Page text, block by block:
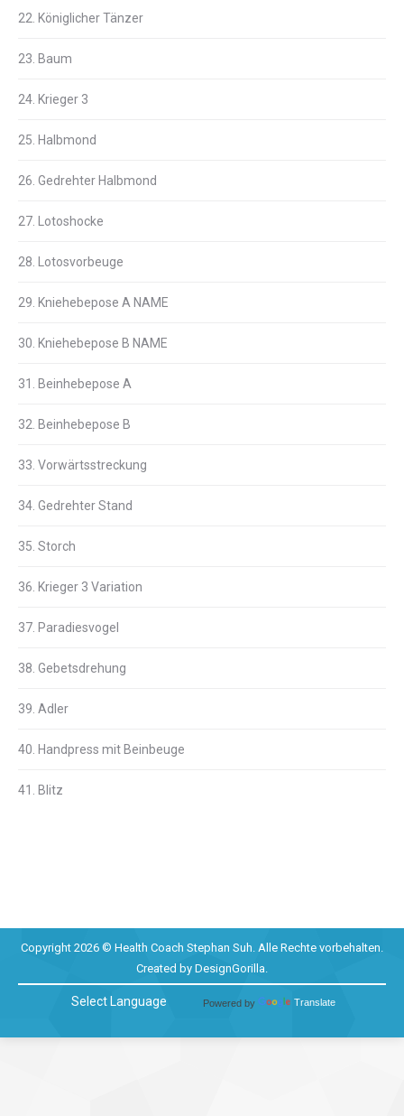
22. Königlicher Tänzer
23. Baum
24. Krieger 3
25. Halbmond
26. Gedrehter Halbmond
27. Lotoshocke
28. Lotosvorbeuge
29. Kniehebepose A NAME
30. Kniehebepose B NAME
31. Beinhebepose A
32. Beinhebepose B
33. Vorwärtsstreckung
34. Gedrehter Stand
35. Storch
36. Krieger 3 Variation
37. Paradiesvogel
38. Gebetsdrehung
39. Adler
40. Handpress mit Beinbeuge
41. Blitz
Copyright 2026 © Health Coach Stephan Suh. Alle Rechte vorbehalten.
Created by DesignGorilla
Powered by Translate